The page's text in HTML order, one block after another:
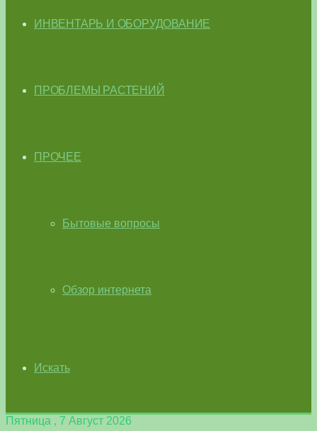
ИНВЕНТАРЬ И ОБОРУДОВАНИЕ
ПРОБЛЕМЫ РАСТЕНИЙ
ПРОЧЕЕ
Бытовые вопросы
Обзор интернета
Искать
Пятница , 7 Август 2026